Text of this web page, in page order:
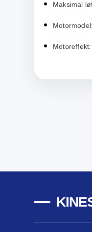
Maksimal